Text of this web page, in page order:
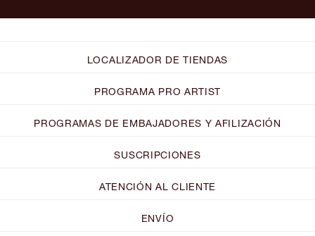
LOCALIZADOR DE TIENDAS
PROGRAMA PRO ARTIST
PROGRAMAS DE EMBAJADORES Y AFILIZACIÓN
SUSCRIPCIONES
ATENCIÓN AL CLIENTE
ENVÍO